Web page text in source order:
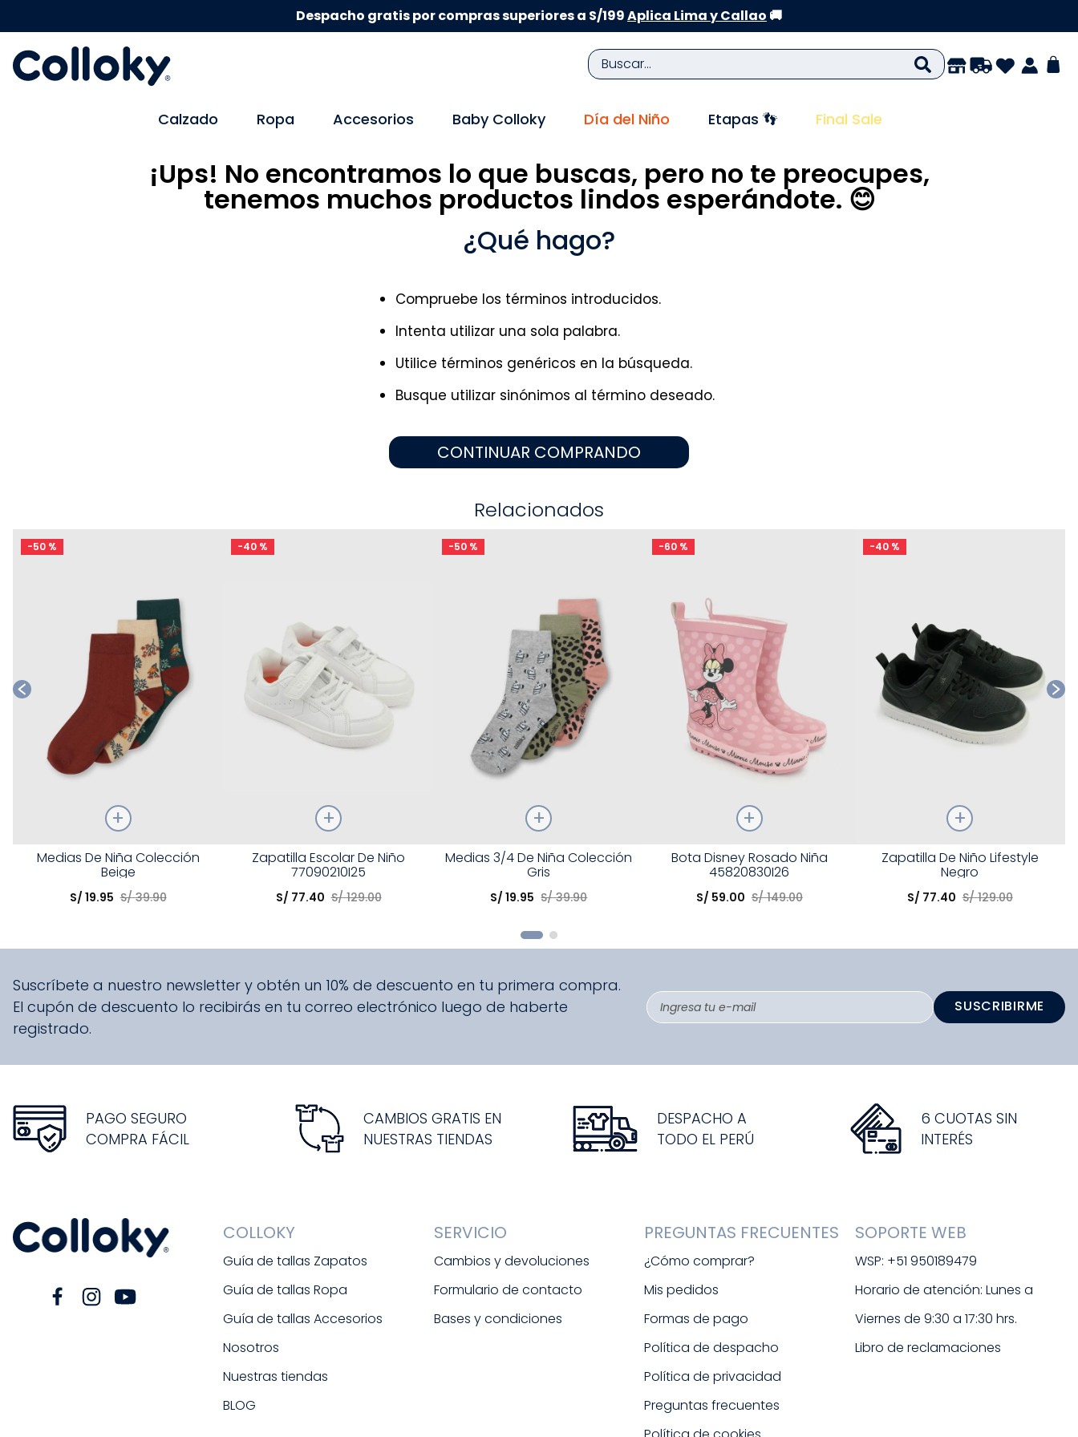
Despacho gratis por compras superiores a S/199Aplica Lima y Callao 🚚
Buscar...
Calzado Ropa Accesorios Baby Colloky Día del Niño Etapas 👣 Final Sale
¡Ups! No encontramos lo que buscas, pero no te preocupes,
tenemos muchos productos lindos esperándote. 😊
¿Qué hago?
Compruebe los términos introducidos.
Intenta utilizar una sola palabra.
Utilice términos genéricos en la búsqueda.
Busque utilizar sinónimos al término deseado.
CONTINUAR COMPRANDO
Relacionados
-50 %
Talla
Elige una opción
Medias De Niña Colección
Beige
S/ 19.95 S/ 39.90
-40 %
Elige una opción
Zapatilla Escolar De Niño
77090210I25
S/ 77.40 S/ 129.00
-50 %
Talla
Elige una opción
Medias 3/4 De Niña Colección
Gris
S/ 19.95 S/ 39.90
-60 %
Elige una opción
Bota Disney Rosado Niña
45820830I26
S/ 59.00 S/ 149.00
-40 %
Elige una opción
Zapatilla De Niño Lifestyle
Negro
S/ 77.40 S/ 129.00
Suscríbete a nuestro newsletter y obtén un 10% de descuento en tu primera compra.
El cupón de descuento lo recibirás en tu correo electrónico luego de haberte
registrado.
SUSCRIBIRME
PAGO SEGURO
COMPRA FÁCIL
CAMBIOS GRATIS EN
NUESTRAS TIENDAS
DESPACHO A
TODO EL PERÚ
6 CUOTAS SIN
INTERÉS
COLLOKY
Guía de tallas Zapatos
Guía de tallas Ropa
Guía de tallas Accesorios
Nosotros
Nuestras tiendas
BLOG
SERVICIO
Cambios y devoluciones
Formulario de contacto
Bases y condiciones
PREGUNTAS FRECUENTES
¿Cómo comprar?
Mis pedidos
Formas de pago
Política de despacho
Política de privacidad
Preguntas frecuentes
SOPORTE WEB
WSP: +51 950189479
Horario de atención: Lunes a
Viernes de 9:30 a 17:30 hrs.
Libro de reclamaciones
TÉRMINOS MÁS BUSCADOS
2 .
zapatillas niño
3.
medias
sandalias niña
7.
pijama
8 .
zapatos niña
9.
niño
10 . sandalias niño